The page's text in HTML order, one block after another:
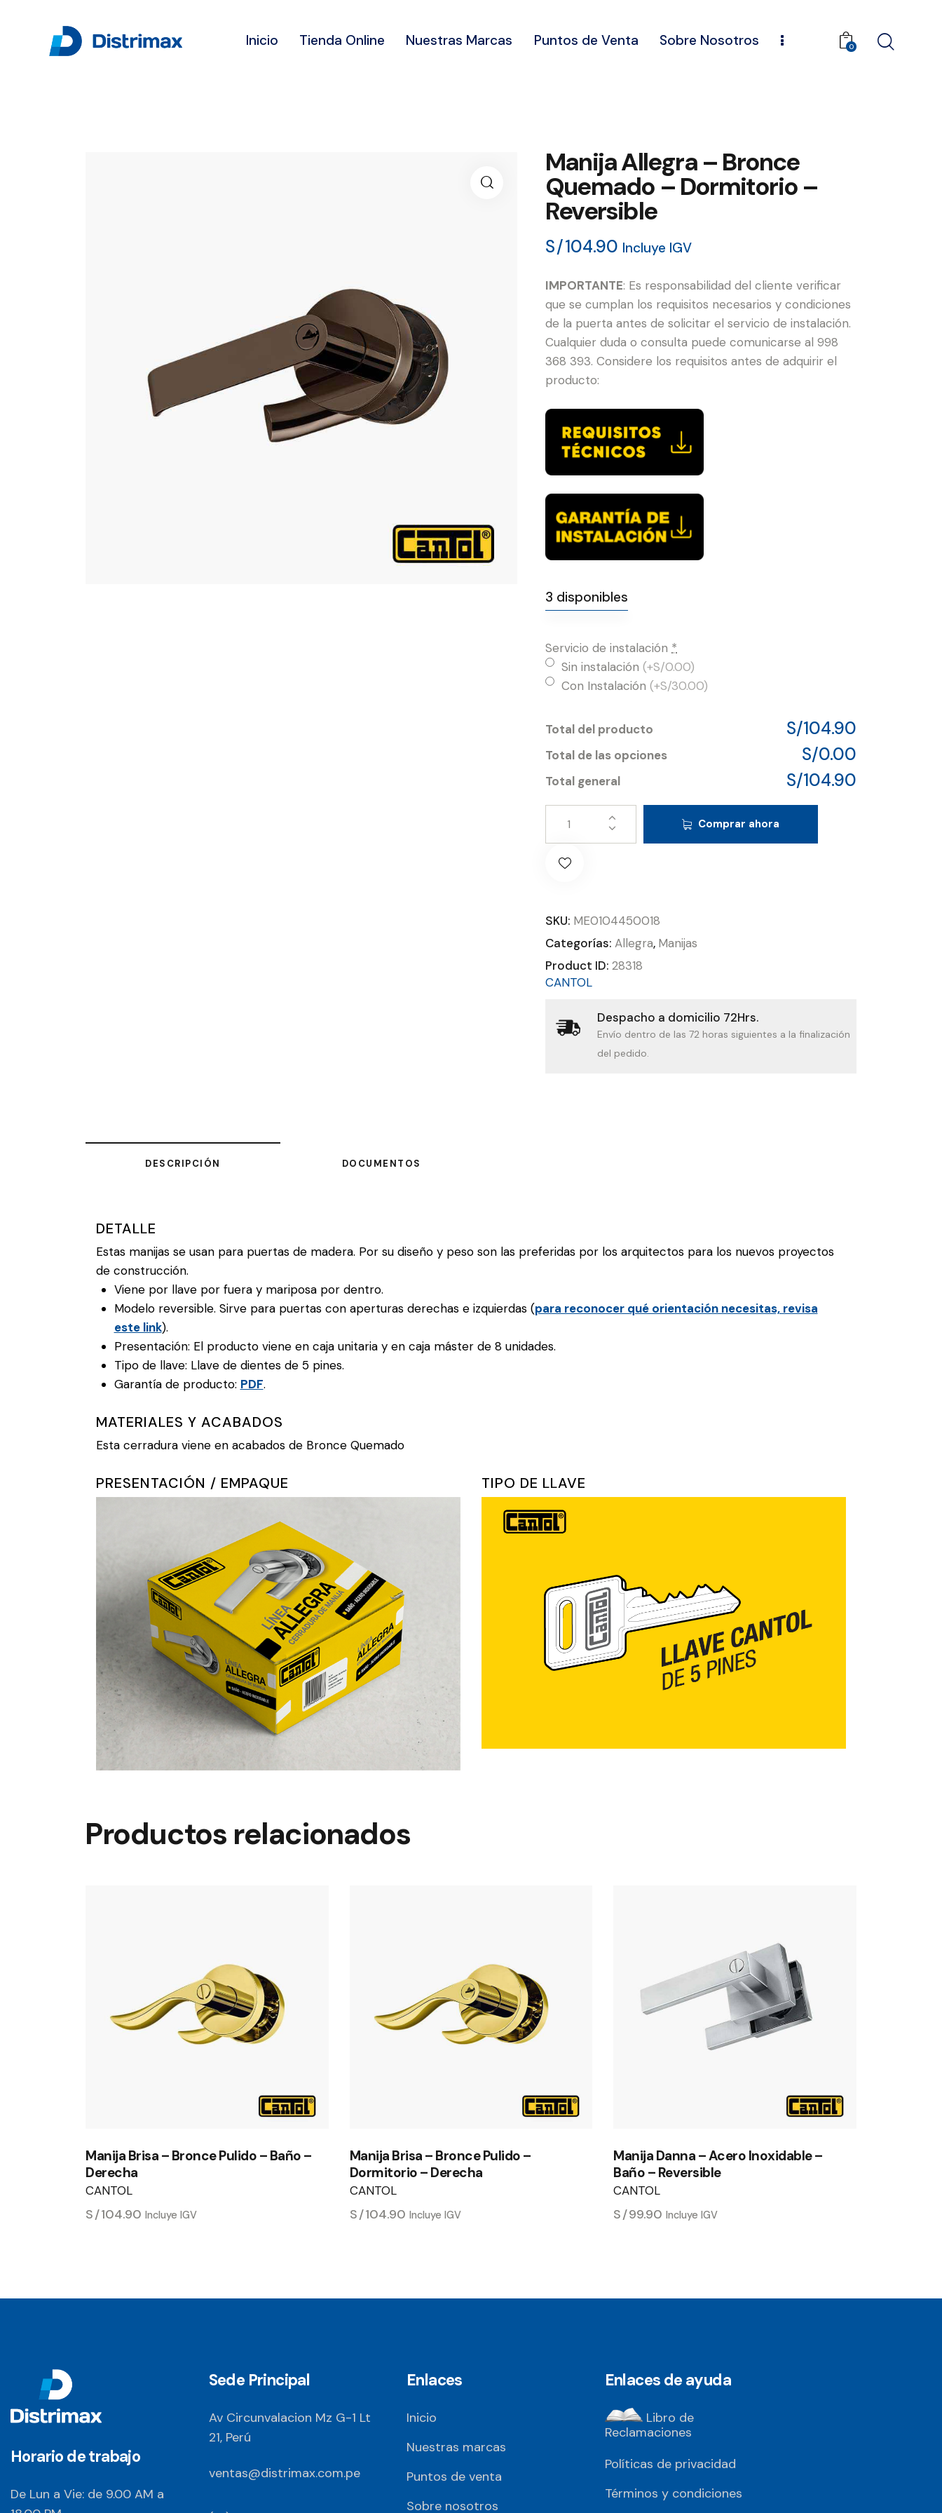
Inicio Tienda Online Nuestras Marcas Puntos de Venta Sobre Nosotros 0
Manija Allegra – Bronce
Quemado – Dormitorio –
Reversible
S/104.90 Incluye IGV
IMPORTANTE: Es responsabilidad del cliente verificar
que se cumplan los requisitos necesarios y condiciones
de la puerta antes de solicitar el servicio de instalación.
Cualquier duda o consulta puede comunicarse al 998
368 393. Considere los requisitos antes de adquirir el
producto:
3 disponibles
Servicio de instalación *
Sin instalación (+S/0.00)
Con Instalación (+S/30.00)
Total del producto S/104.90
Total de las opciones S/0.00
Total general S/104.90
Comprar ahora
SKU: ME0104450018
Categorías: Allegra, Manijas
Product ID: 28318
CANTOL
Despacho a domicilio 72Hrs.
Envío dentro de las 72 horas siguientes a la finalización
del pedido.
DESCRIPCIÓN DOCUMENTOS
DETALLE
Estas manijas se usan para puertas de madera. Por su diseño y peso son las preferidas por los arquitectos para los nuevos proyectos
de construcción.
Viene por llave por fuera y mariposa por dentro.
Modelo reversible. Sirve para puertas con aperturas derechas e izquierdas (para reconocer qué orientación necesitas, revisa
este link).
Presentación: El producto viene en caja unitaria y en caja máster de 8 unidades.
Tipo de llave: Llave de dientes de 5 pines.
Garantía de producto: PDF.
MATERIALES Y ACABADOS
Esta cerradura viene en acabados de Bronce Quemado
PRESENTACIÓN / EMPAQUE TIPO DE LLAVE
Productos relacionados
Manija Brisa – Bronce Pulido – Baño –
Derecha
CANTOL
S/104.90 Incluye IGV
Manija Brisa – Bronce Pulido –
Dormitorio – Derecha
CANTOL
S/104.90 Incluye IGV
Manija Danna – Acero Inoxidable –
Baño – Reversible
CANTOL
S/99.90 Incluye IGV
Horario de trabajo
De Lun a Vie: de 9.00 AM a
Sede Principal
Av Circunvalacion Mz G-1 Lt
21, Perú
ventas@distrimax.com.pe
Enlaces
Inicio
Nuestras marcas
Puntos de venta
Sobre nosotros
Enlaces de ayuda
Libro de
Reclamaciones
Políticas de privacidad
Términos y condiciones